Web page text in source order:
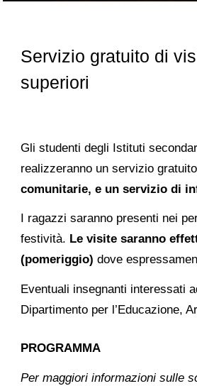
Servizio gratuito di
superiori
Gli studenti degli Istituti
realizzeranno un servizio
comunitarie, e un servizio di
I ragazzi saranno presenti nei
festività. Le visite saranno
(pomeriggio) dove
Eventuali insegnanti interessati
Dipartimento per l’Educazione,
PROGRAMMA
Per maggiori informazioni sulle